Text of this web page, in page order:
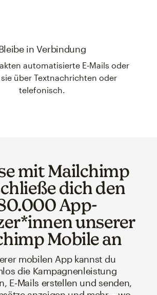
in Verbindung
automatisierte E‑Mails oder
über Textnachrichten oder
telefonisch.
mit Mailchimp
dich den
App-
unserer
Mobile an
mobilen App kannst du
die Kampagnenleistung
E‑Mails erstellen und senden,